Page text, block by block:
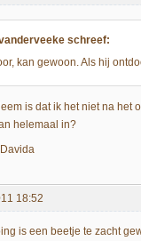
schreef:
kan gewoon. Als hij
is dat ik het niet na het
helemaal in?
18:52
is een beetje te zacht